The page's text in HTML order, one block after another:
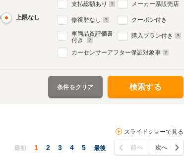
上限なし
支払総額あり
修復歴なし
車両品質評価書
付き
メーカー系販売店
クーポン付き
購入プラン付き
カーセンサーアフター保証対象車
条件をクリア 検索する
スライドショーで見る
最初 1 2 3 4 5 最後 前へ 次へ